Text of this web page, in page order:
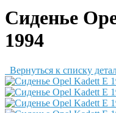
Сиденье
1994
Вернуться к списку